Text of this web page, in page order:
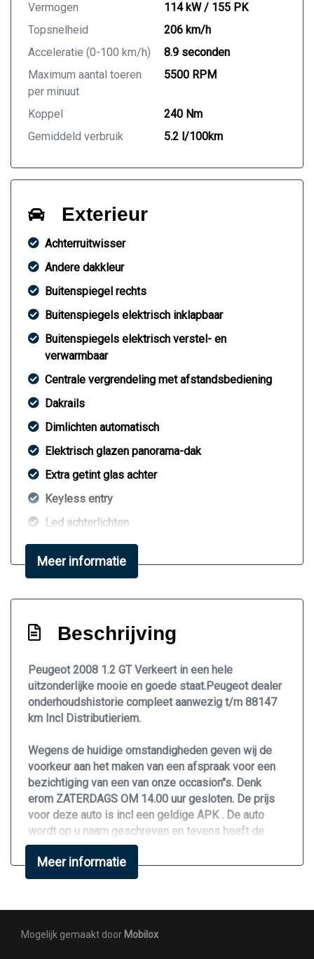
Vermogen
114 kW / 155 PK
Topsnelheid
206 km/h
Acceleratie (0-100 km/h)
8.9 seconden
Maximum aantal toeren
per minuut
5500 RPM
Koppel
240 Nm
Gemiddeld verbruik
5.2 l/100km
Exterieur
Achterruitwisser
Andere dakkleur
Buitenspiegel rechts
Buitenspiegels elektrisch inklapbaar
Buitenspiegels elektrisch verstel- en
verwarmbaar
Centrale vergrendeling met afstandsbediening
Dakrails
Dimlichten automatisch
Elektrisch glazen panorama-dak
Extra getint glas achter
Keyless entry
Led achterlichten
Led dagrijverlichting
Led koplampen
Panoramadak
Parkeersensor achter
Parkeersensor voor
Speciale kleur
Overige
Anti blokkeer systeem
Anti doorslip regeling
Apple carplay/android auto
Autonomous emergency braking
Bots waarschuwing systeem
Meer informatie
Beschrijving
Peugeot 2008 1.2 GT Verkeert in een hele
uitzonderlijke mooie en goede staat.Peugeot dealer
onderhoudshistorie compleet aanwezig t/m 88147
km Incl Distributieriem.
Wegens de huidige omstandigheden geven wij de
voorkeur aan het maken van een afspraak voor een
bezichtiging van een van onze occasion"s. Denk
erom ZATERDAGS OM 14.00 uur gesloten. De prijs
voor deze auto is incl een geldige APK . De auto
wordt op u naam geschreven en tevens heeft de
auto een pre inspectie en vloeistof controle gehad .
Onderhoud en garantie pakkettenbieden wij u graag
tegen meerprijs aan. Wij zijn geintreseerd in mooie
marktconforme prijs en soms ook iets meer.
Meer informatie
Mogelijk gemaakt door Mobilox